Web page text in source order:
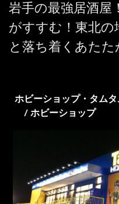
岩手の最強居酒屋
がすすむ！東北の
と落ち着くあたた
ホビーショップ・タム
/ ホビーショップ